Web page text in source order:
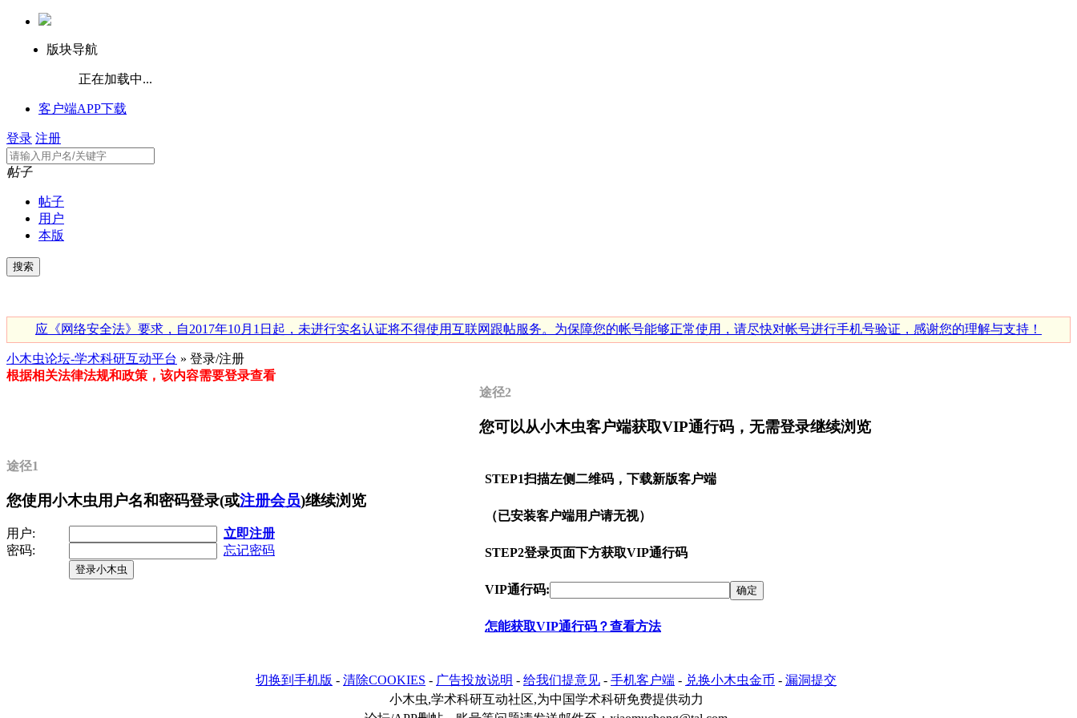
版块导航
正在加载中...
客户端APP下载
登录 注册
帖子
帖子
用户
本版
应《网络安全法》要求，自2017年10月1日起，未进行实名认证将不得使用互联网跟帖服务。为保障您的帐号能够正常使用，请尽快对帐号进行手机号验证，感谢您的理解与支持！
小木虫论坛-学术科研互动平台 » 登录/注册
根据相关法律法规和政策，该内容需要登录查看
途径1
您使用小木虫用户名和密码登录(或注册会员)继续浏览
用户:
立即注册
密码:
忘记密码
登录小木虫
途径2
您可以从小木虫客户端获取VIP通行码，无需登录继续浏览
STEP1扫描左侧二维码，下载新版客户端
（已安装客户端用户请无视）
STEP2登录页面下方获取VIP通行码
VIP通行码:
怎能获取VIP通行码？查看方法
切换到手机版 - 清除COOKIES - 广告投放说明 - 给我们提意见 - 手机客户端 - 兑换小木虫金币 - 漏洞提交
小木虫,学术科研互动社区,为中国学术科研免费提供动力